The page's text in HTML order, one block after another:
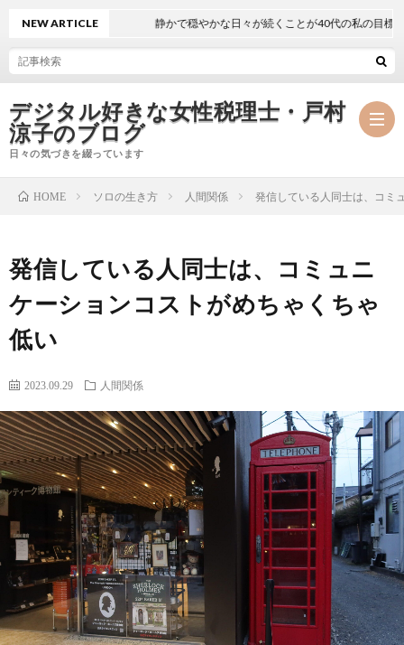
デジタル好きな女性税理士・戸村
涼子のブログ
日々の気づきを綴っています
ー
HP
マ
筆
セ
ナ
ー・
講
NEW ARTICLE 静かで穏やかな日々が続くことが40代の私の目標
HOME ソロの生き方 人間関係 発信している人同士は、コミ
発信している人同士は、コミュニ
ケーションコストがめちゃくちゃ
低い
2023.09.29 人間関係